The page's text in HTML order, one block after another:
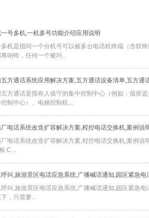
一号多机,一机多号功能介绍应用说明
机是指同一个分机号可以被多台电话机终端（含软
响铃，任何一个被叫...
五方通话系统应用解决方案,五方通话设备清单,五方通
五方通话是指有人值守的集中控制中心（例如：值班
制中心）、电梯控制机...
电话系统改造扩容解决方案,程控电话交换机,案例说
电话系统改造扩容解决方案,程控电话交换机,案例
,C...
呼叫,旅游景区电话应急系统,广播喊话通知,园区紧急电
呼叫,旅游景区电话应急系统,广播喊话通知,园区紧急
，只需要...